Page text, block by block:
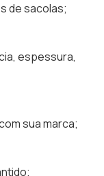
de sacolas;
espessura,
sua marca;